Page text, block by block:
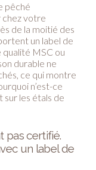
pêché
chez votre
de la moitié des
un label de
qualité MSC ou
durable ne
ce qui montre
n’est-ce
sur les étals de
pas certifié.
un label de